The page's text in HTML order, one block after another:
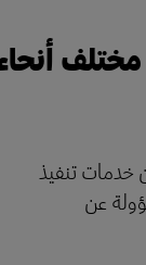
خدمات تنفيذ
عن